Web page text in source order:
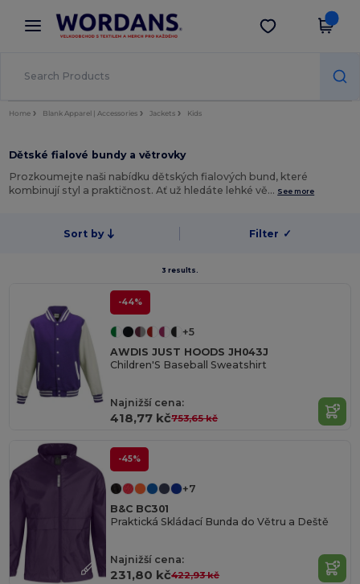
× Aplikace Wordans
Lepší ceny v aplikaci!
Stáhnout app
Home Blank Apparel | Accessories Jackets Kids
Dětské fialové bundy a větrovky
Prozkoumejte naši nabídku dětských fialových bund, které
kombinují styl a praktičnost. Ať už hledáte lehké vě… See more
Sort by Filter ✓
3 results.
-44%
+5
AWDIS JUST HOODS JH043J
Children'S Baseball Sweatshirt
Najnižší cena:
418,77 kč753,65 kč
-45%
+7
B&C BC301
Praktická Skládací Bunda do Větru a Deště
Najnižší cena:
231,80 kč422,93 kč